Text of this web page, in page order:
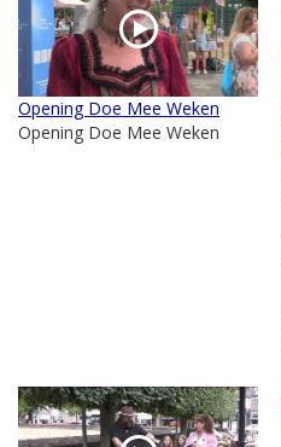
Opening Doe Mee Weken
Opening Doe Mee Weken